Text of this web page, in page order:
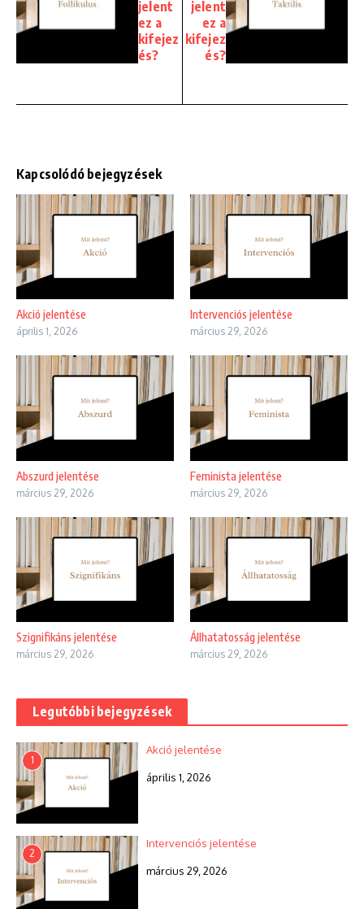
jelent
ez a
kifejez
és?
jelent
ez a
kifejez
és?
Kapcsolódó bejegyzések
Akció jelentése
április 1, 2026
Intervenciós jelentése
március 29, 2026
Abszurd jelentése
március 29, 2026
Feminista jelentése
március 29, 2026
Szignifikáns jelentése
március 29, 2026
Állhatatosság jelentése
március 29, 2026
Legutóbbi bejegyzések
1
Akció jelentése
április 1, 2026
2
Intervenciós jelentése
március 29, 2026